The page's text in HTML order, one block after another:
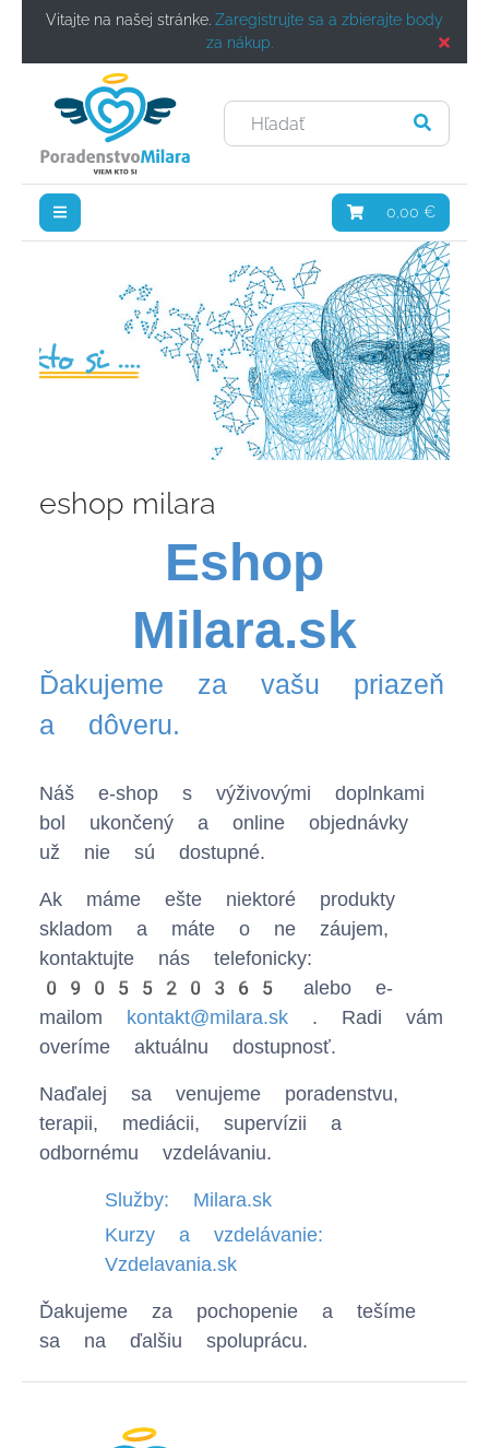
Vitajte na našej stránke. Zaregistrujte sa a zbierajte body
za nákup.
0,00 €
eshop milara
Eshop
Milara.sk
Ďakujeme za vašu priazeň
a dôveru.
Náš e-shop s výživovými doplnkami
bol ukončený a online objednávky
už nie sú dostupné.
Ak máme ešte niektoré produkty
skladom a máte o ne záujem,
kontaktujte nás telefonicky:
0905520365 alebo e-
mailom kontakt@milara.sk . Radi vám
overíme aktuálnu dostupnosť.
Naďalej sa venujeme poradenstvu,
terapii, mediácii, supervízii a
odbornému vzdelávaniu.
Služby: Milara.sk
Kurzy a vzdelávanie:
Vzdelavania.sk
Ďakujeme za pochopenie a tešíme
sa na ďalšiu spoluprácu.